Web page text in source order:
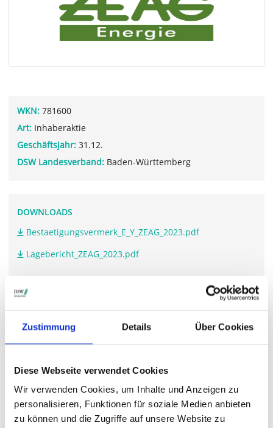
Zustimmung Details Über Cookies
Diese Webseite verwendet Cookies
Wir verwenden Cookies, um Inhalte und Anzeigen zu
personalisieren, Funktionen für soziale Medien anbieten
zu können und die Zugriffe auf unsere Website zu
WKN: 781600
Art: Inhaberaktie
Geschäftsjahr: 31.12.
DSW Landesverband: Baden-Württemberg
DOWNLOADS
Bestaetigungsvermerk_E_Y_ZEAG_2023.pdf
Lagebericht_ZEAG_2023.pdf
www.zeag-energie.de/.../veroeffentlichung
STIMMRECHTSVERTRETUNG DURCH DIE DSW
Die DSW vertritt Ihre Stimmrechteauf sämtlichen
wichtigen Hauptversammlungen in Deutschland.